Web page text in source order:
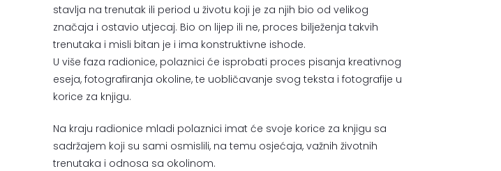
stavlja na trenutak ili period u životu koji je za njih bio od velikog
značaja i ostavio utjecaj. Bio on lijep ili ne, proces bilježenja takvih
trenutaka i misli bitan je i ima konstruktivne ishode.
U više faza radionice, polaznici će isprobati proces pisanja kreativnog
eseja, fotografiranja okoline, te uobličavanje svog teksta i fotografije u
korice za knjigu.
Na kraju radionice mladi polaznici imat će svoje korice za knjigu sa
sadržajem koji su sami osmislili, na temu osjećaja, važnih životnih
trenutaka i odnosa sa okolinom.